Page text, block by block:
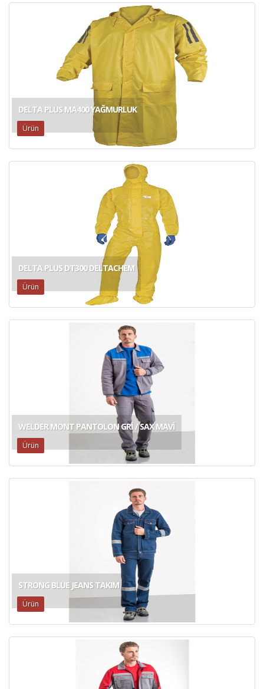
DELTA PLUS MA400 YAĞMURLUK
Ürün
DELTA PLUS DT300 DELTACHEM
Ürün
WELDER MONT PANTOLON GRİ / SAX MAVİ
Ürün
STRONG BLUE JEANS TAKIM
Ürün